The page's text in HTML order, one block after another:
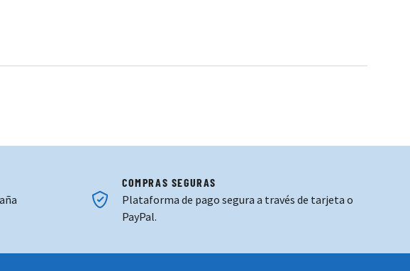
COMPRAS SEGURAS
Plataforma de pago segura a través de tarjeta o
PayPal.